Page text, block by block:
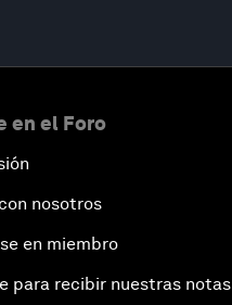
en el Foro
nosotros
en miembro
para recibir nuestras notas